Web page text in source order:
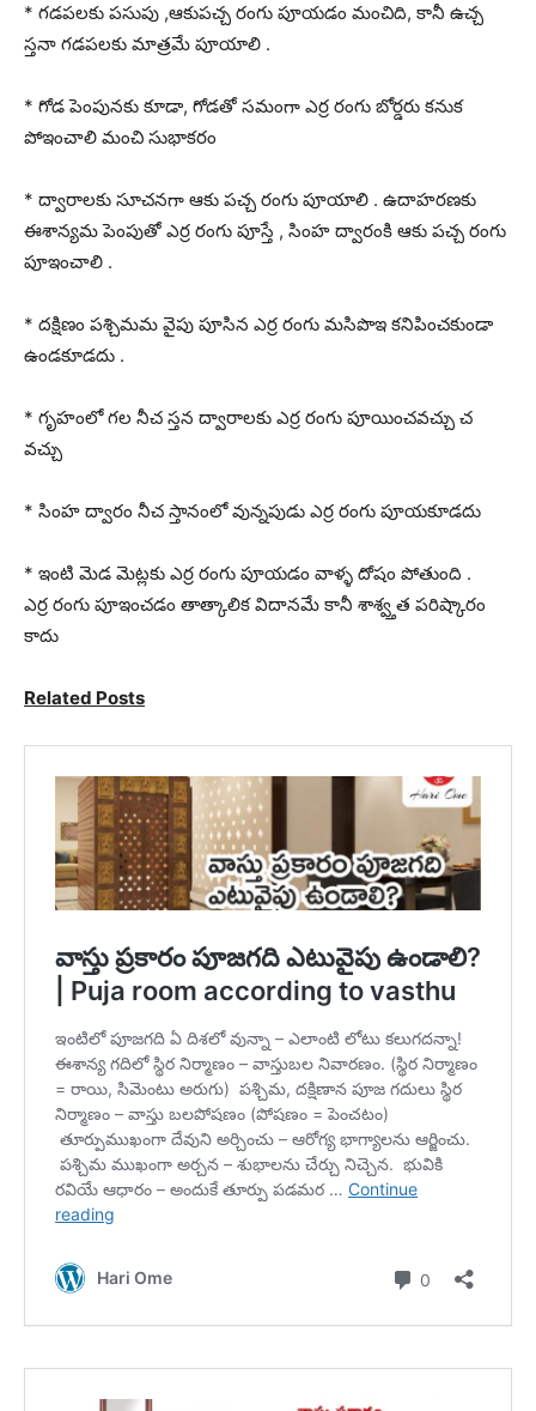
* గడపలకు పసుపు ,ఆకుపచ్చ రంగు పూయడం మంచిది, కానీ ఉచ్చ
స్తనా గడపలకు మాత్రమే పూయాలి .
* గోడ పెంపునకు కూడా, గోడతో సమంగా ఎర్ర రంగు బోర్డరు కనుక
పోఇంచాలి మంచి సుభాకరం
* ద్వారాలకు సూచనగా ఆకు పచ్చ రంగు పూయాలి . ఉదాహరణకు
ఈశాన్యమ పెంపుతో ఎర్ర రంగు పూస్తే , సింహ ద్వారంకి ఆకు పచ్చ రంగు
పూఇంచాలి .
* దక్షిణం పశ్చిమమ వైపు పూసిన ఎర్ర రంగు మసిపొఇ కనిపించకుండా
ఉండకూడదు .
* గృహంలో గల నీచ స్తన ద్వారాలకు ఎర్ర రంగు పూయించవచ్చు చ
వచ్చు
* సింహ ద్వారం నీచ స్తానంలో వున్నపుడు ఎర్ర రంగు పూయకూడదు
* ఇంటి మెడ మెట్లకు ఎర్ర రంగు పూయడం వాళ్ళ దోషం పోతుంది .
ఎర్ర రంగు పూఇంచడం తాత్కాలిక విదానమే కానీ శాశ్వ్తత పరిష్కారం
కాదు
Related Posts